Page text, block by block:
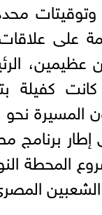
على
عظيمين،
كانت كفيلة
المسيرة
فى إطار
المحطة
الشعبين